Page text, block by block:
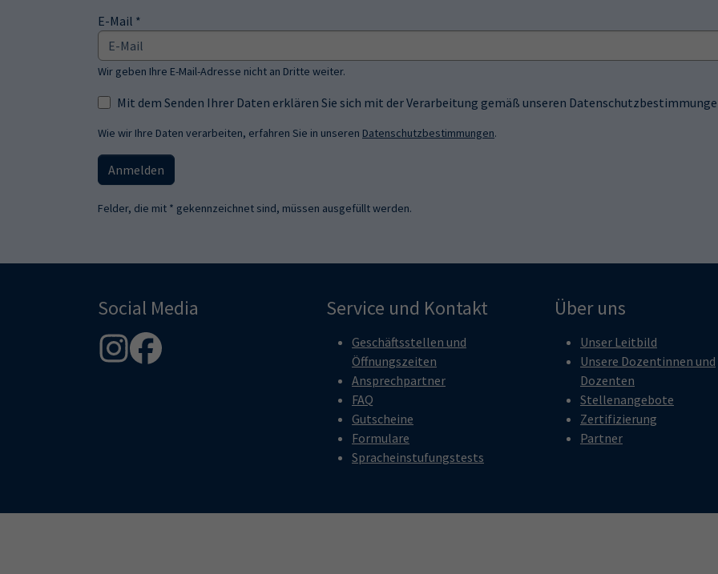
E-Mail *
Wir geben Ihre E-Mail-Adresse nicht an Dritte weiter.
Mit dem Senden Ihrer Daten erklären Sie sich mit der Verarbeitung gemäß unseren
Wie wir Ihre Daten verarbeiten, erfahren Sie in unseren Datenschutzbestimmungen.
Anmelden
Felder, die mit * gekennzeichnet sind, müssen ausgefüllt werden.
Social Media Service und Kontakt
Geschäftsstellen und
Öffnungszeiten
Ansprechpartner
FAQ
Gutscheine
Formulare
Spracheinstufungstests
Über uns
Unser Leitbild
Unsere Dozentinnen und
Dozenten
Stellenangebote
Zertifizierung
Partner